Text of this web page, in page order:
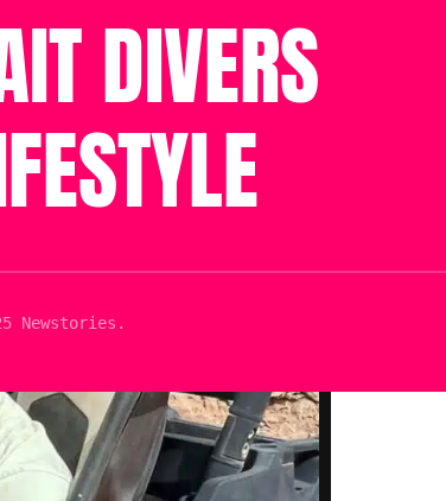
DIVERS
Newstories.
Mis à jour le 11 Juil 2024 à 15h42
Lecture : 3 min